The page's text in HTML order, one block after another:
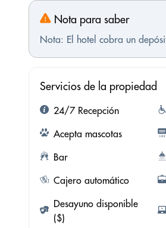
Nota para saber
Nota: El hotel cobra un
Servicios de la propiedad
24/7 Recepción
Acepta mascotas
Bar
Cajero automático
Desayuno disponible
($)